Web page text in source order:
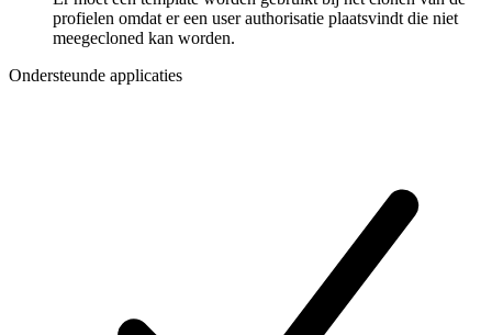
profielen omdat er een user authorisatie plaatsvindt die niet
meegecloned kan worden.
Ondersteunde applicaties